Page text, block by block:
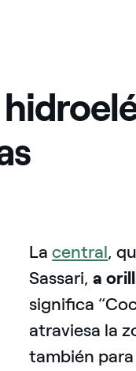
Lacentral,
Sassari,a
significa
atraviesa la
también